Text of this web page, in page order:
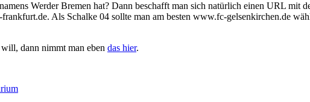
Werder Bremen hat? Dann beschafft man sich natürlich einen URL
Als Schalke 04 sollte man am besten www.fc-gelsenkirchen.de
dann nimmt man eben das hier.